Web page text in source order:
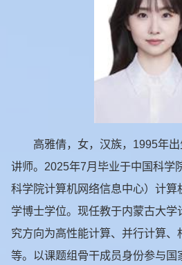
高雅倩，女，汉族，1995年出
讲师。2025年7月毕业于中国科学
科学院计算机网络信息中心）计算
学博士学位。现任教于内蒙古大
究方向为高性能计算、并行计算、
等。以课题组骨干成员身份参与国